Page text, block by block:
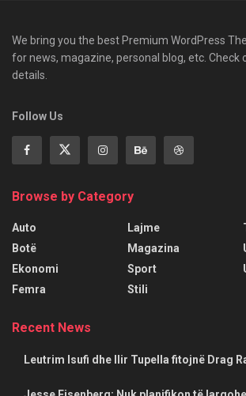
We bring you the best Premium WordPress
for news, magazine, personal blog, etc. Check
details.
Follow Us
Browse by Category
Auto
Botë
Ekonomi
Femra
Lajme
Magazina
Sport
Stili
Recent News
Leutrim Isufi dhe Ilir Tupella fitojnë Drag